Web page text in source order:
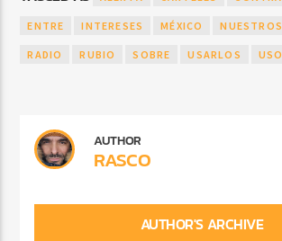
ENTRE INTERESES MÉXICO NUESTROS
RADIO RUBIO SOBRE USARLOS USO
AUTHOR
RASCO
AUTHOR'S ARCHIVE